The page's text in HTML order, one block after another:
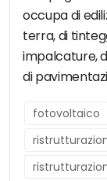
occupa di
terra, di
impalcature,
di
fotovoltaico